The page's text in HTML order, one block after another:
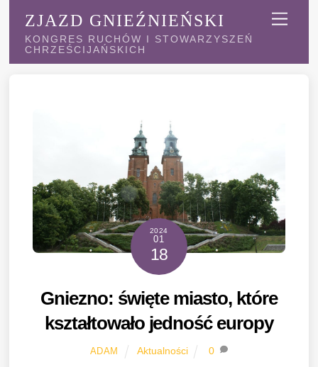
content
Menu
ZJAZD GNIEŹNIEŃSKI
KONGRES RUCHÓW I STOWARZYSZEŃ
CHRZEŚCIJAŃSKICH
2024
01
18
Gniezno: święte miasto, które
kształtowało jedność europy
ADAM Aktualności 0